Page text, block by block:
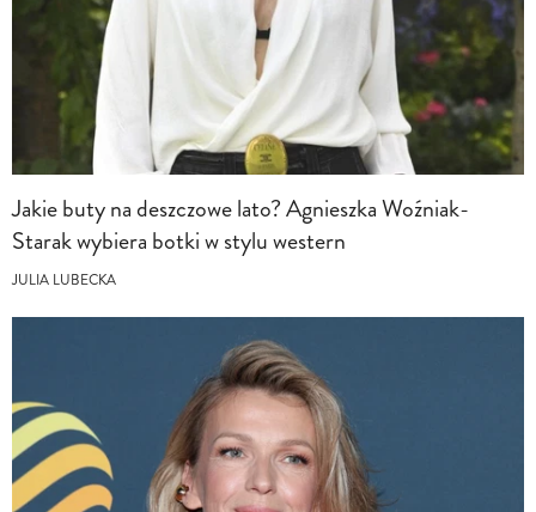
Jakie buty na deszczowe lato? Agnieszka Woźniak-
Starak wybiera botki w stylu western
JULIA LUBECKA